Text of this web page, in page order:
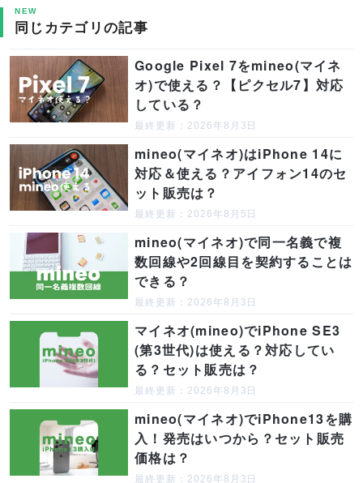
NEW
同じカテゴリの記事
Google Pixel 7をmineo(マイネ
オ)で使える？【ピクセル7】対応
している？
最終更新：2026年8月3日
mineo(マイネオ)はiPhone 14に
対応＆使える？アイフォン14のセ
ット販売は？
最終更新：2026年8月5日
mineo(マイネオ)で同一名義で複
数回線や2回線目を契約することは
できる？
最終更新：2026年8月3日
マイネオ(mineo)でiPhone SE3
(第3世代)は使える？対応してい
る？セット販売は？
最終更新：2026年8月3日
mineo(マイネオ)でiPhone13を購
入！発売はいつから？セット販売
価格は？
最終更新：2026年8月3日